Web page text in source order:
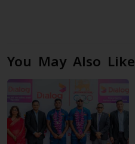
You May Also Like